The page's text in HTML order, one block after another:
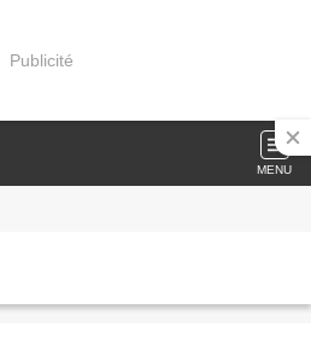
Publicité
MENU